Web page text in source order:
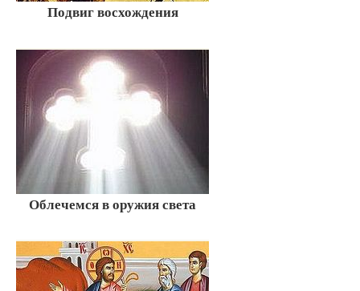
Подвиг восхождения
Облечемся в оружия света